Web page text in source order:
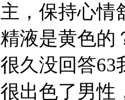
，保持心情
液是黄色
久没回答
出色了男性